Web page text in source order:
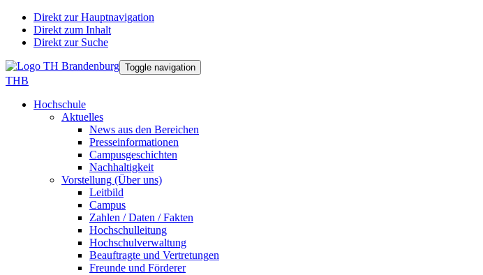
Direkt zur Hauptnavigation
Direkt zum Inhalt
Direkt zur Suche
Toggle navigation
THB
Hochschule
Aktuelles
News aus den Bereichen
Presseinformationen
Campusgeschichten
Nachhaltigkeit
Vorstellung (Über uns)
Leitbild
Campus
Zahlen / Daten / Fakten
Hochschulleitung
Hochschulverwaltung
Beauftragte und Vertretungen
Freunde und Förderer